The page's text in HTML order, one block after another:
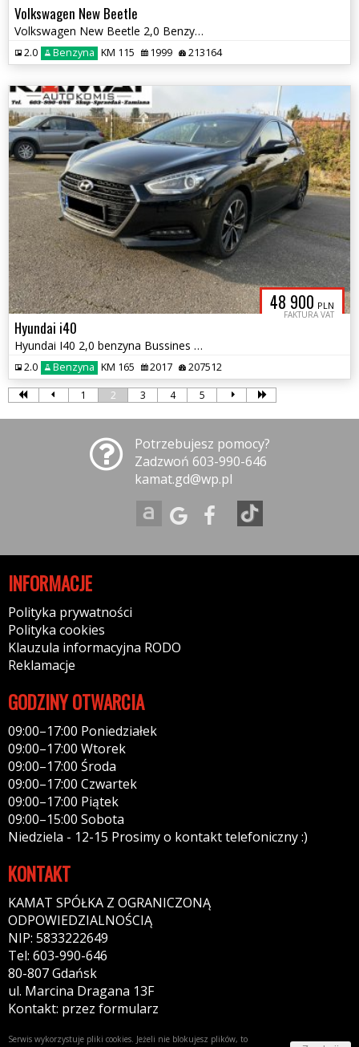
Volkswagen New Beetle
Volkswagen New Beetle 2,0 Benzyna Skóry Zamiana
2.0 Benzyna KM 115 1999 213164
48 900 PLN
FAKTURA VAT
Hyundai i40
Hyundai I40 2,0 benzyna Bussines Bogate Wyposażenie Zamiana
2.0 Benzyna KM 165 2017 207512
1 2 3 4 5
Potrzebujesz pomocy?
Zadzwoń 603-990-646
kamat.gd@wp.pl
INFORMACJE
Polityka prywatności
Polityka cookies
Klauzula informacyjna RODO
Reklamacje
GODZINY OTWARCIA
09:00–17:00 Poniedziałek
09:00–17:00 Wtorek
09:00–17:00 Środa
09:00–17:00 Czwartek
09:00–17:00 Piątek
09:00–15:00 Sobota
Niedziela - 12-15 Prosimy o kontakt telefoniczny :)
KONTAKT
KAMAT SPÓŁKA Z OGRANICZONĄ
ODPOWIEDZIALNOŚCIĄ
NIP: 5833222649
Tel: 603-990-646
80-807 Gdańsk
ul. Marcina Dragana 13F
Kontakt: przez formularz
Serwis wykorzystuje pliki cookies. Jeżeli nie blokujesz plików, to